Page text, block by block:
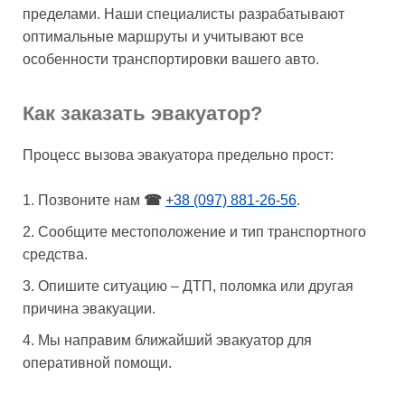
пределами. Наши специалисты разрабатывают
оптимальные маршруты и учитывают все
особенности транспортировки вашего авто.
Как заказать эвакуатор?
Процесс вызова эвакуатора предельно прост:
Позвоните нам ☎ +38 (097) 881-26-56.
Сообщите местоположение и тип транспортного
средства.
Опишите ситуацию – ДТП, поломка или другая
причина эвакуации.
Мы направим ближайший эвакуатор для
оперативной помощи.